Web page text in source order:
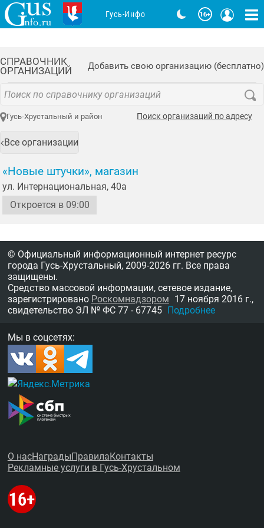
СПРАВОЧНИК
ОРГАНИЗАЦИЙ
Добавить свою организацию (бесплатно)
Гусь-Хрустальный и район Поиск организаций по адресу
Все организации
«Новые штучки», магазин
ул. Интернациональная, 40а
Откроется в 09:00
Гусь-Инфо
© Официальный информационный интернет ресурс
города Гусь-Хрустальный, 2009-2026 гг. Все права
защищены.
Средство массовой информации, сетевое издание,
зарегистрировано Роскомнадзором 17 ноября 2016 г.,
свидетельство ЭЛ № ФС 77 - 67745 Подробнее
Мы в соцсетях:
О насНаграды Правила Контакты
Рекламные услуги в Гусь-Хрустальном